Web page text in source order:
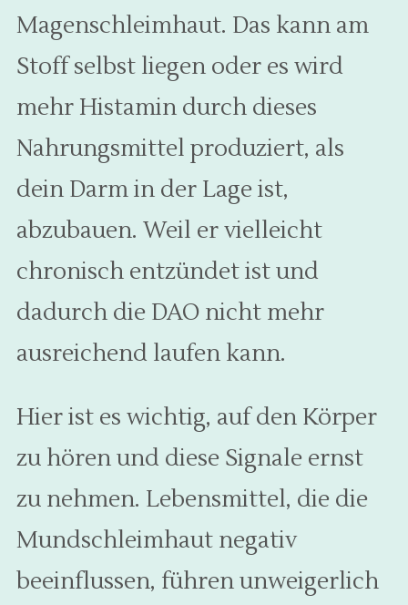
Magenschleimhaut. Das kann am
Stoff selbst liegen oder es wird
mehr Histamin durch dieses
Nahrungsmittel produziert, als
dein Darm in der Lage ist,
abzubauen. Weil er vielleicht
chronisch entzündet ist und
dadurch die DAO nicht mehr
ausreichend laufen kann.
Hier ist es wichtig, auf den Körper
zu hören und diese Signale ernst
zu nehmen. Lebensmittel, die die
Mundschleimhaut negativ
beeinflussen, führen unweigerlich